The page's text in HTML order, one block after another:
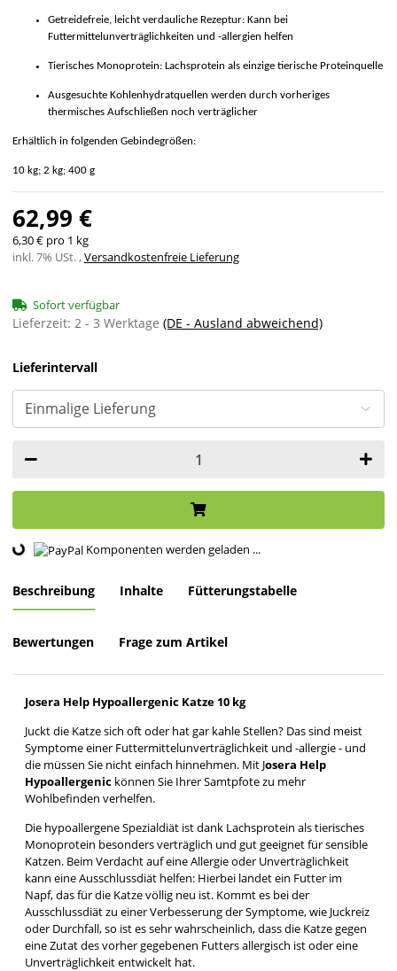
Getreidefreie, leicht verdauliche Rezeptur: Kann bei
Futtermittelunverträglichkeiten und -allergien helfen
Tierisches Monoprotein: Lachsprotein als einzige tierische Proteinquelle
Ausgesuchte Kohlenhydratquellen werden durch vorheriges
thermisches Aufschließen noch verträglicher
Erhältlich in folgenden Gebindegrößen:
10 kg; 2 kg; 400 g
62,99 €
6,30 € pro 1 kg
inkl. 7% USt. ,Versandkostenfreie Lieferung
Sofort verfügbar
Lieferzeit: 2 - 3 Werktage (DE - Ausland abweichend)
Lieferintervall
Loading... Komponenten werden geladen ...
Beschreibung Inhalte Fütterungstabelle
Bewertungen Frage zum Artikel
Josera Help Hypoallergenic Katze 10 kg
Juckt die Katze sich oft oder hat gar kahle Stellen? Das sind meist
Symptome einer Futtermittelunverträglichkeit und -allergie - und
die müssen Sie nicht einfach hinnehmen. Mit Josera Help
Hypoallergenic können Sie Ihrer Samtpfote zu mehr
Wohlbefinden verhelfen.
Die hypoallergene Spezialdiät ist dank Lachsprotein als tierisches
Monoprotein besonders verträglich und gut geeignet für sensible
Katzen. Beim Verdacht auf eine Allergie oder Unverträglichkeit
kann eine Ausschlussdiät helfen: Hierbei landet ein Futter im
Napf, das für die Katze völlig neu ist. Kommt es bei der
Ausschlussdiät zu einer Verbesserung der Symptome, wie Juckreiz
oder Durchfall, so ist es sehr wahrscheinlich, dass die Katze gegen
eine Zutat des vorher gegebenen Futters allergisch ist oder eine
Unverträglichkeit entwickelt hat.